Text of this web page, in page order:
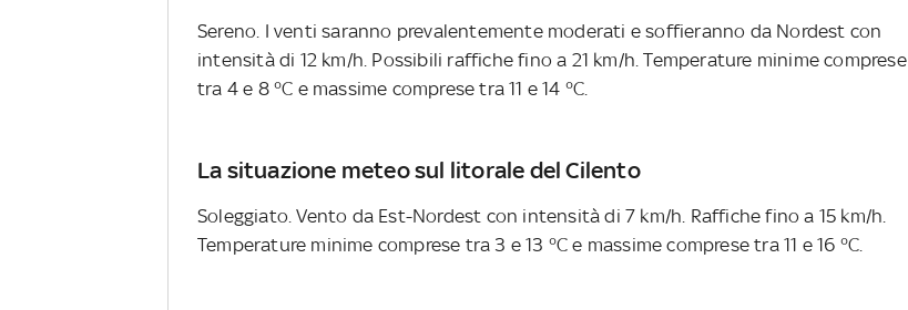
Sereno. I venti saranno prevalentemente moderati e soffieranno da Nordest con
intensità di 12 km/h. Possibili raffiche fino a 21 km/h. Temperature minime comprese
tra 4 e 8 °C e massime comprese tra 11 e 14 °C.
La situazione meteo sul litorale del Cilento
Soleggiato. Vento da Est-Nordest con intensità di 7 km/h. Raffiche fino a 15 km/h.
Temperature minime comprese tra 3 e 13 °C e massime comprese tra 11 e 16 °C.